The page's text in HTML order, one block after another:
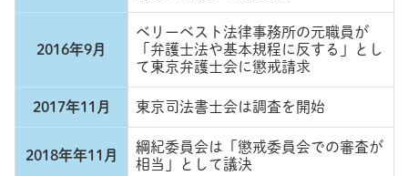
2016年9月
ベリーベスト法律事務所の元職員が
「弁護士法や基本規程に反する」とし
て東京弁護士会に懲戒請求
2017年11月 東京司法書士会は調査を開始
2018年年11月
綱紀委員会は「懲戒委員会での審査が
相当」として議決